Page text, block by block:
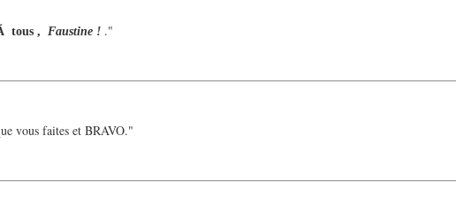
, Faustine ! ."
vous faites et BRAVO."